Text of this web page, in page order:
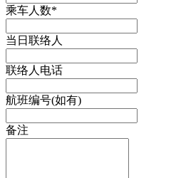
乘车人数*
当日联络人
联络人电话
航班编号(如有)
备注